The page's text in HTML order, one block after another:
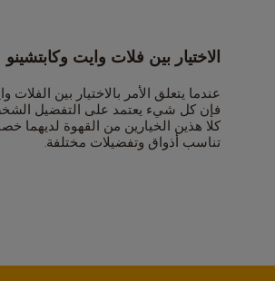
الاختيار بين فلات وايت وكابتشينو
عندما يتعلق الأمر بالاختيار بين الفلات
فإن كل شيء يعتمد على التفضيل
كلا هذين الخيارين من القهوة لديهما
تناسب أذواق وتفضيلات مختلفة.